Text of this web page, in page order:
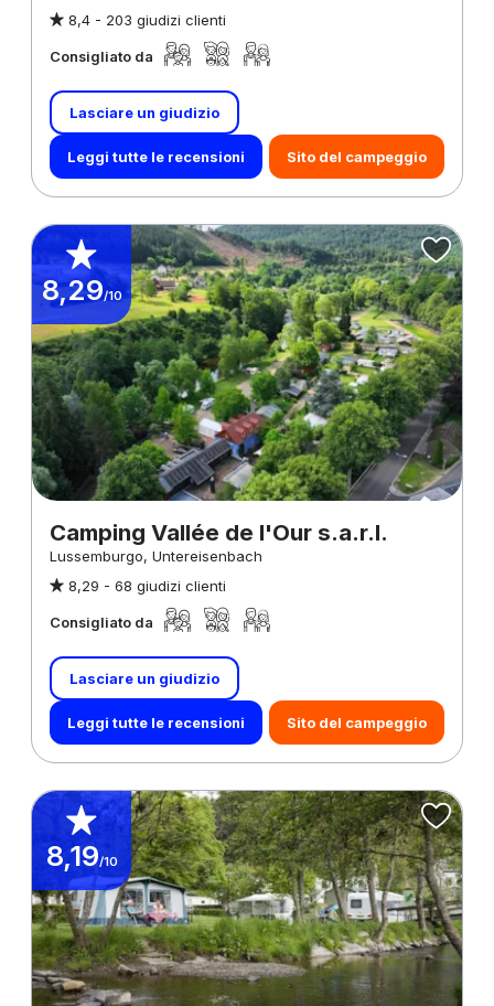
8,4 - 203 giudizi clienti
Consigliato da
Lasciare un giudizio
Leggi tutte le recensioni Sito del campeggio
8,29/10
Camping Vallée de l'Our s.a.r.l.
Lussemburgo, Untereisenbach
8,29 - 68 giudizi clienti
Consigliato da
Lasciare un giudizio
Leggi tutte le recensioni Sito del campeggio
8,19/10